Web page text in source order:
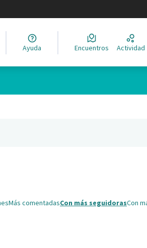
el idioma
Ayuda Encuentros Actividad
Más comentadasCon más seguidorasCon